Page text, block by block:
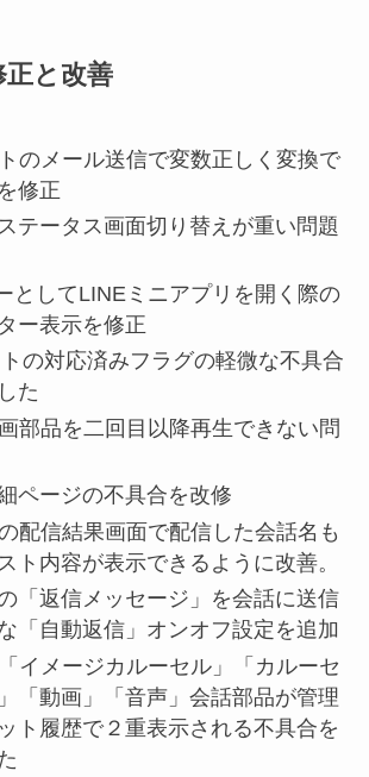
と改善
のメール送信で変数正しく変換で
修正
テータス画面切り替えが重い問題
としてLINEミニアプリを開く際の
ー表示を修正
の対応済みフラグの軽微な不具合
た
部品を二回目以降再生できない問
ページの不具合を改修
配信結果画面で配信した会話名も
ト内容が表示できるように改善。
「返信メッセージ」を会話に送信
「自動返信」オンオフ設定を追加
イメージカルーセル」「カルーセ
「動画」「音声」会話部品が管理
ト履歴で２重表示される不具合を